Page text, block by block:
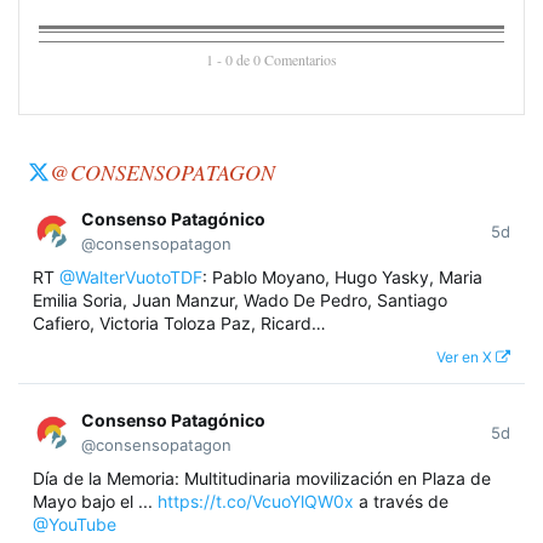
1 - 0 de 0 Comentarios
@CONSENSOPATAGON
Consenso Patagónico
@consensopatagon
5d
RT @WalterVuotoTDF: Pablo Moyano, Hugo Yasky, Maria
Emilia Soria, Juan Manzur, Wado De Pedro, Santiago
Cafiero, Victoria Toloza Paz, Ricard…
Ver en X
Consenso Patagónico
@consensopatagon
5d
Día de la Memoria: Multitudinaria movilización en Plaza de
Mayo bajo el ... https://t.co/VcuoYlQW0x a través de
@YouTube